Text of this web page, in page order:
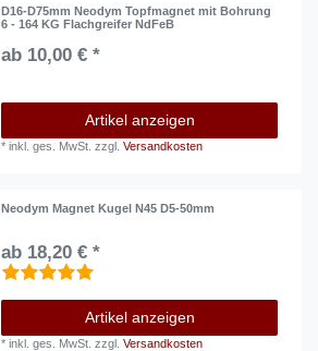
D16-D75mm Neodym Topfmagnet mit Bohrung
6 - 164 KG Flachgreifer NdFeB
ab 10,00 € *
Artikel anzeigen
*inkl. ges. MwSt. zzgl.Versandkosten
Neodym Magnet Kugel N45 D5-50mm
ab 18,20 € *
Artikel anzeigen
*inkl. ges. MwSt. zzgl.Versandkosten